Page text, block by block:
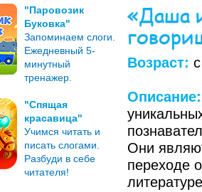
"Паровозик
Буковка"
Запоминаем слоги.
Ежедневный 5-
минутный
тренажер.
"Спящая
красавица"
Учимся читать и
писать слогами.
Разбуди в себе
читателя!
«Даша
Возраст:
Они
переходе